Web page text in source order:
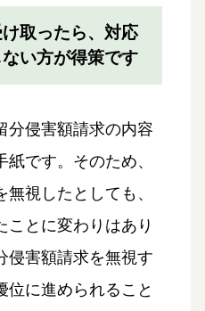
取ったら、対応
い方が得策です
分侵害額請求の内容
です。そのため、
視したとしても、
ことに変わりはあり
侵害額請求を無視す
位に進められること